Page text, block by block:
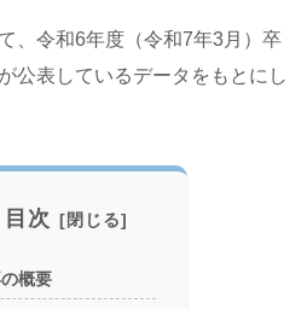
、令和6年度（令和7年3月）卒
公表しているデータをもとにし
目次
概要